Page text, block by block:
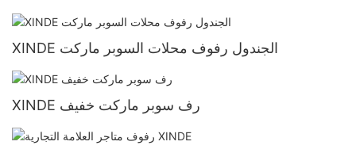
XINDE الجندول رفوف محلات السوبر ماركت
XINDE رف سوبر ماركت خفيف